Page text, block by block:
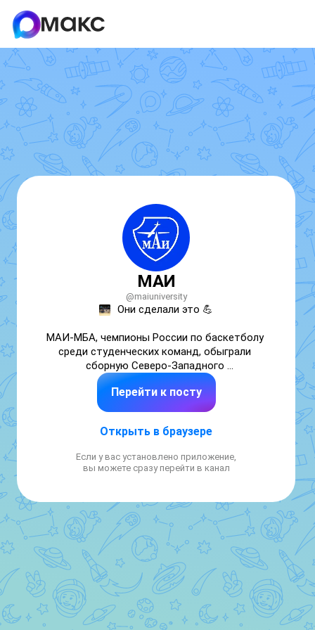
МАИ
@maiuniversity
Они сделали это 💪
МАИ-МБА, чемпионы России по баскетболу
среди студенческих команд, обыграли
сборную Северо-Западного
политехнического университета в
выставочном матче со счётом 93-56 🎉
— завтра команды ждёт ещё одна игра!
Перейти к посту
Открыть в браузере
Если у вас установлено приложение,
вы можете сразу перейти в канал